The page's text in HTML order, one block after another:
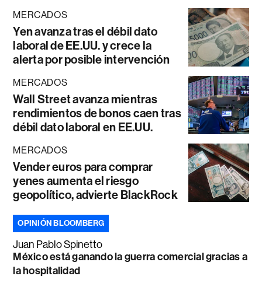
MERCADOS
Yen avanza tras el débil dato
laboral de EE.UU. y crece la
alerta por posible intervención
MERCADOS
Wall Street avanza mientras
rendimientos de bonos caen tras
débil dato laboral en EE.UU.
MERCADOS
Vender euros para comprar
yenes aumenta el riesgo
geopolítico, advierte BlackRock
OPINIÓN BLOOMBERG
Juan Pablo Spinetto
México está ganando la guerra comercial gracias a
la hospitalidad